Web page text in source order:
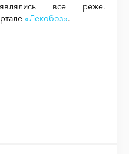
все реже.
«Лекобоз».